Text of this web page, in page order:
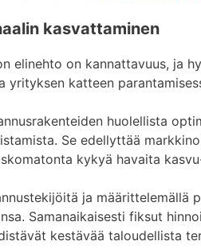
kasvattaminen
elinehto on kannattavuus, ja
yrityksen katteen
huolellista
Se edellyttää
kykyä havaita
ja määrittelemällä
Samanaikaisesti fiksut
kestävää taloudellista